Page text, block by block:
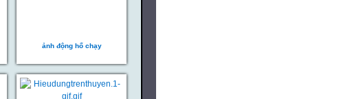
ảnh động hổ chạy